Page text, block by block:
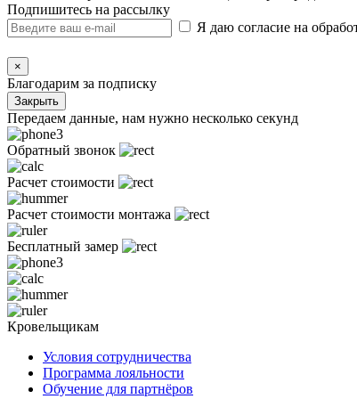
Подпишитесь на рассылку
Я даю согласие на
×
Благодарим за подписку
Закрыть
Передаем данные, нам нужно несколько секунд
Обратный звонок
Расчет стоимости
Расчет стоимости монтажа
Бесплатный замер
Кровельщикам
Условия сотрудничества
Программа лояльности
Обучение для партнёров